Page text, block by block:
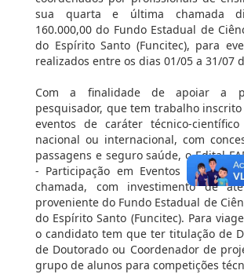
sua quarta e última chamada
160.000,00 do Fundo Estadual de
do Espírito Santo (Funcitec), para
realizados entre os dias 01/05 a 31/07
Com a finalidade de apoiar a
pesquisador, que tem trabalho
eventos de caráter técnico-
nacional ou internacional, com
passagens e seguro saúde, o Edital
- Participação em Eventos está em
chamada, com investimento de
proveniente do Fundo Estadual de
do Espírito Santo (Funcitec). Para
o candidato tem que ter titulação de
de Doutorado ou Coordenador de
grupo de alunos para competições